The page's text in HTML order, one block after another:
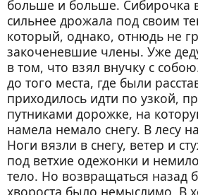
больше и больше. Сибирочка
сильнее дрожала под своим
который, однако, отнюдь не
закоченевшие члены. Уже
в том, что взял внучку с
до того места, где были
приходилось идти по узкой,
путниками дорожке, на
намела немало снегу. В лесу
Ноги вязли в снегу, ветер и
под ветхие одежонки и
тело. Но возвращаться назад
хвороста было немыслимо. В